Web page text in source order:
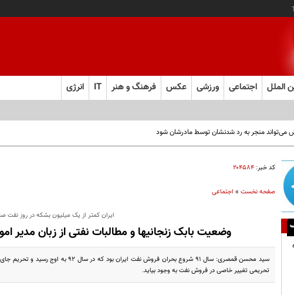
الملل اجتماعی ورزشی عکس فرهنگ و هنر IT انرژی
منجر به رد شدنشان توسط مادرشان شود
کد خبر: ۲۰۴۵۸۴
صفحه نخست» اجتماعی
ایران کمتر از یک میلیون بشکه در روز نفت
وضعیت بابک زنجانیها و مطالبات نفتی از زبان مدیر
تحریمی تغییر خاصی در فروش نفت به وجود بیاید.